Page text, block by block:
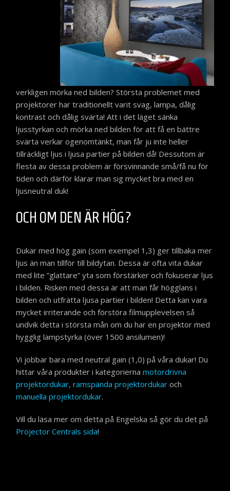
verkligen mörka ned bilden? Största problemet med
projektorer har traditionellt varit svag, lampa, dålig
kontrast och dålig svärta! Att i det läget sänka
ljusstyrkan och mörka ned bilden för att få en bättre
svärta verkar ogenomtänkt, man får ju inte heller
tillräckligt ljus i ljusa partier på bilden då! Dessutom är
flesta av dessa problem är försvinnande små/få nu för
tiden och därför klarar man sig mycket bra med en
ljusneutral duk!
OCH OM DEN ÄR HÖG?
Dukar med hög gain (som exempel 1,3) ger tillbaka mer
ljus än man tillför till bildytan. Dessa är ofta vita dukar
med lite ”glattare” yta som förstärker och fokuserar ljus
i bilden. Risken med dessa är att man får högglans i
bilden och utfrätta ljusa partier i bilden! Detta kan vara
mycket irriterande och förstöra filmupplevelsen så
undvik detta i största mån om du har en projektor med
hygglig lampstyrka (över 1500 ansilumen)!
Vi jobbar bara med neutral gain (1,0) på våra dukar! Du
hittar våra produkter i kategoriernamotordrivna
projektordukar, ramspända projektordukar och
manuella projektordukar.
Vill du läsa mer om detta på Engelska så gör du det på
Projector Centrals sida!